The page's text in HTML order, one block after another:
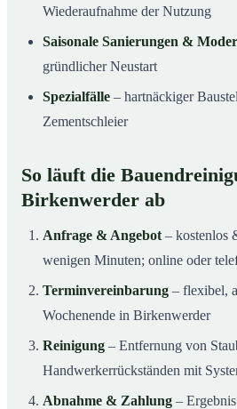
Wiederaufnahme der Nutzung
Saisonale Sanierungen &
gründlicher Neustart
Spezialfälle – hartnäckiger
Zementschleier
So läuft die
Birkenwerder ab
Anfrage & Angebot – kostenlos
wenigen Minuten; online oder
Terminvereinbarung – flexibel,
Wochenende in Birkenwerder
Reinigung – Entfernung von
Handwerkerrückständen mit
Abnahme & Zahlung –